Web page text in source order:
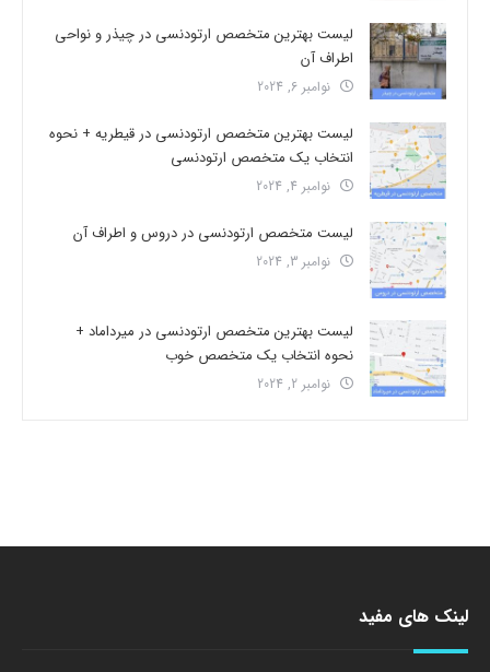
لیست بهترین متخصص ارتودنسی در چیذر و نواحی
اطراف آن
نوامبر 6, 2024
لیست بهترین متخصص ارتودنسی در قیطریه + نحوه
انتخاب یک متخصص ارتودنسی
نوامبر 4, 2024
لیست متخصص ارتودنسی در دروس و اطراف آن
نوامبر 3, 2024
لیست بهترین متخصص ارتودنسی در میرداماد +
نحوه انتخاب یک متخصص خوب
نوامبر 2, 2024
لینک های مفید